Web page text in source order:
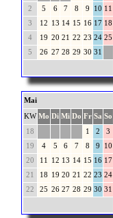
2
5 6 7 8 9 10 11
3
12 13 14 15 16 17 18
4
19 20 21 22 23 24 25
5
26 27 28 29 30 31
Mai
KW Mo Di Mi Do Fr Sa So
18
1 2
3
19
4 5 6 7 8 9
10
20
11 12 13 14 15 16 17
21
18 19 20 21 22 23 24
22
25 26 27 28 29 30 31